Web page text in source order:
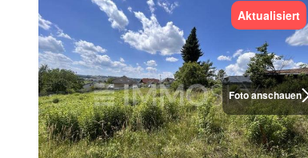
Foto anschauen
Aktualisiert